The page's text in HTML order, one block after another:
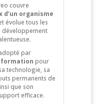
couvre
d’un organisme
évolue tous les
développement
par
formation pour
technologie, sa
permanents de
que son
efficace.